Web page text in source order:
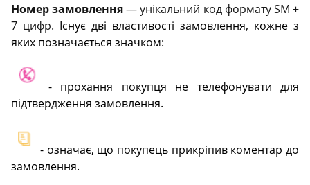
Номер замовлення— унікальний код формату SM +
7 цифр. Існує дві властивості замовлення, кожне з
яких позначається значком:
- прохання покупця не телефонувати для
підтвердження замовлення.
- означає, що покупець прикріпив коментар до
замовлення.